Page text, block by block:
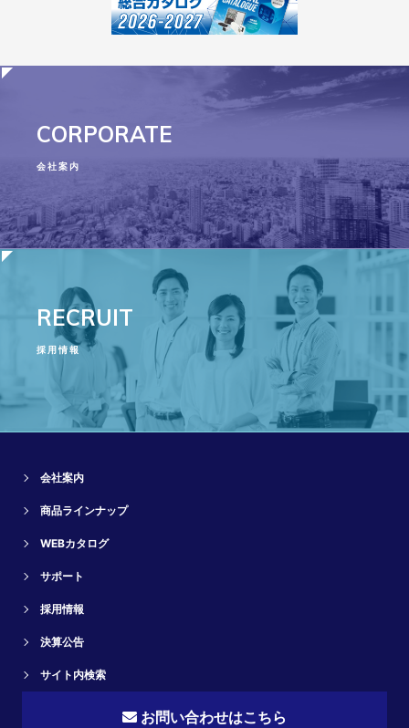
CORPORATE
会社案内
RECRUIT
採用情報
会社案内
商品ラインナップ
WEBカタログ
サポート
採用情報
決算公告
サイト内検索
お問い合わせはこちら